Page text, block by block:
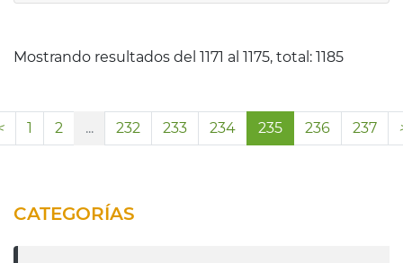
Mostrando resultados del 1171 al 1175, total: 1185
1 2 ... 232 233 234 235 236 237
CATEGORÍAS